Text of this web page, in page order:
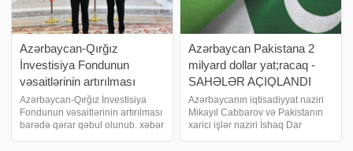
Azərbaycan-Qırğız
İnvestisiya Fondunun
vəsaitlərinin artırılması
barədə qərar qəbul olunub
Azərbaycan-Qırğız İnvestisiya
Fondunun vəsaitlərinin artırılması
barədə qərar qəbul olunub. xəbər
Azərbaycan Pakistana 2
milyard dollar yat;racaq -
SAHƏLƏR AÇIQLANDI
Azərbaycanın iqtisadiyyat naziri
Mikayıl Cabbarov və Pakistanın
xarici işlər naziri İshaq Dar